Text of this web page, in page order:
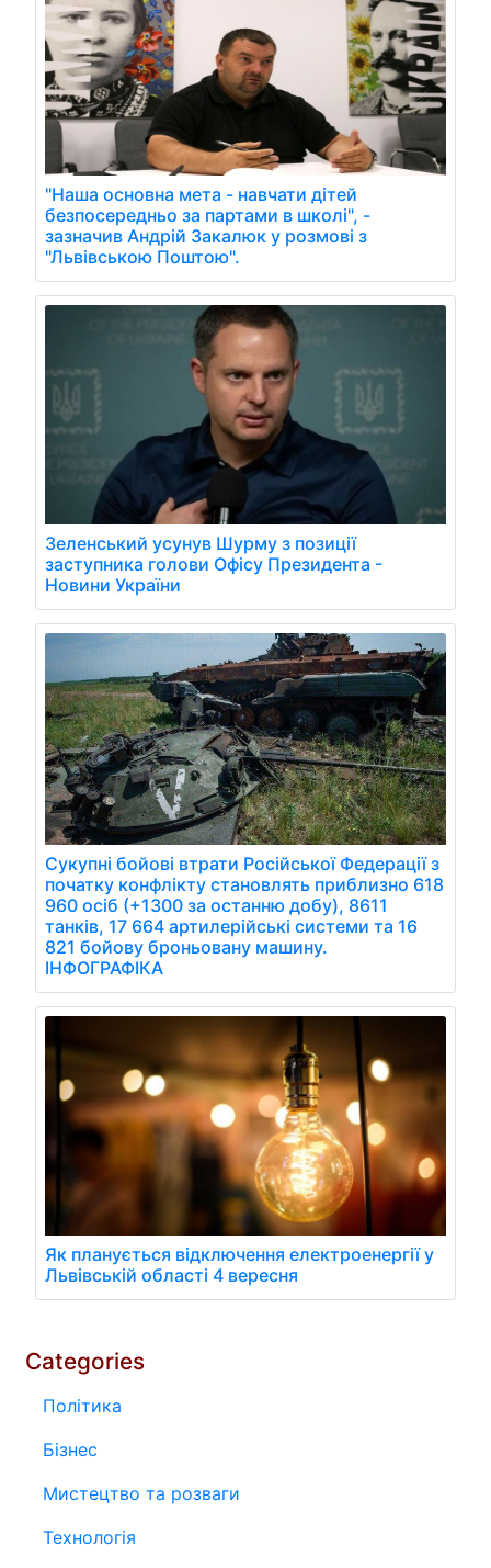
"Наша основна мета - навчати дітей
безпосередньо за партами в школі", -
зазначив Андрій Закалюк у розмові з
"Львівською Поштою".
Зеленський усунув Шурму з позиції
заступника голови Офісу Президента -
Новини України
Сукупні бойові втрати Російської Федерації з
початку конфлікту становлять приблизно 618
960 осіб (+1300 за останню добу), 8611
танків, 17 664 артилерійські системи та 16
821 бойову броньовану машину.
ІНФОГРАФІКА
Як планується відключення електроенергії у
Львівській області 4 вересня
Categories
Політика
Бізнес
Мистецтво та розваги
Технологія